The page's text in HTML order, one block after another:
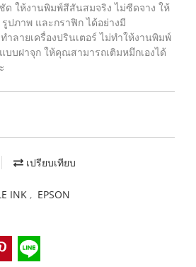
ให้งานพิมพ์สีสันสมจริง ไม่ซีดจาง ให้
ปภาพ และกราฟิก ได้อย่างมี
ลายเครื่องปรินเตอร์ ไม่ทำให้งานพิมพ์
บฝาจุก ให้คุณสามารถเติมหมึกเองได้
เปรียบเทียบ
INK , EPSON